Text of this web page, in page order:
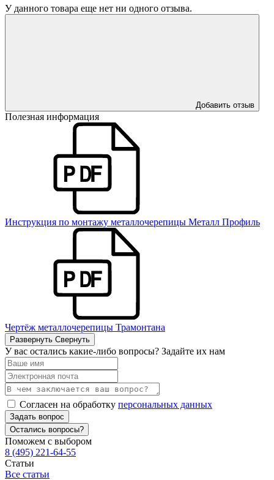
У данного товара еще нет ни одного отзыва.
Добавить отзыв
Полезная информация
Инструкция по монтажу металлочерепицы Металл Профиль
Чертёж металлочерепицы Трамонтана
Развернуть Свернуть
У вас остались какие-либо вопросы? Задайте их нам
Согласен на обработку персональных данных
Задать вопрос
Остались вопросы?
Поможем с выбором
8 (495) 221-64-55
Статьи
Все статьи